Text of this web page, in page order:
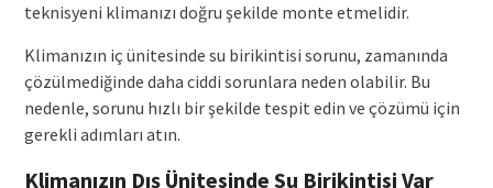
teknisyeni klimanızı doğru şekilde monte etmelidir.
Klimanızın iç ünitesinde su birikintisi sorunu, zamanında
çözülmediğinde daha ciddi sorunlara neden olabilir. Bu
nedenle, sorunu hızlı bir şekilde tespit edin ve çözümü için
gerekli adımları atın.
Klimanızın Dış Ünitesinde Su Birikintisi Var